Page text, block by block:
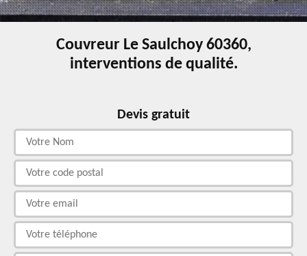
Couvreur Le Saulchoy 60360,
interventions de qualité.
Devis gratuit